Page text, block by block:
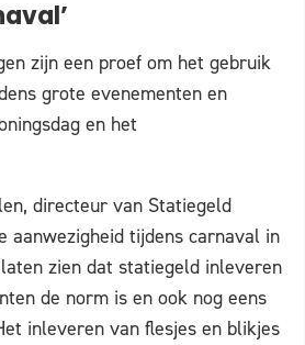
zijn een proef om het gebruik
grote evenementen en
en het
directeur van Statiegeld
aanwezigheid tijdens carnaval in
zien dat statiegeld inleveren
de norm is en ook nog eens
inleveren van flesjes en blikjes